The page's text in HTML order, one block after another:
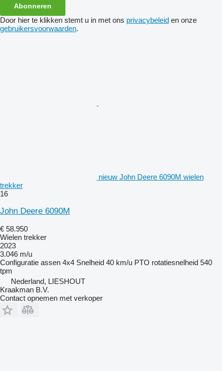
Abonneren
Door hier te klikken stemt u in met ons privacybeleid en onze
gebruikersvoorwaarden.
nieuw John Deere 6090M wielen
trekker
16
John Deere 6090M
€ 58.950
Wielen trekker
2023
3.046 m/u
Configuratie assen 4x4 Snelheid 40 km/u PTO rotatiesnelheid 540
tpm
Nederland, LIESHOUT
Kraakman B.V.
Contact opnemen met verkoper